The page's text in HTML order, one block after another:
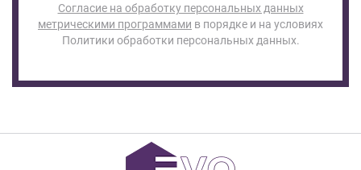
Согласие на обработку персональных данных
метрическими программами в порядке и на условиях
Политики обработки персональных данных.